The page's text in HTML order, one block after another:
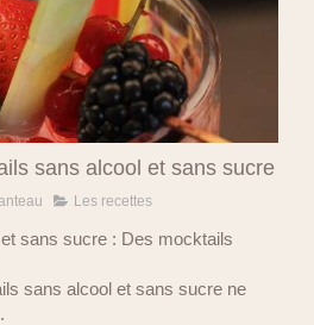
sans alcool et sans sucre
Les recettes
sans sucre : Des mocktails
sans alcool et sans sucre ne